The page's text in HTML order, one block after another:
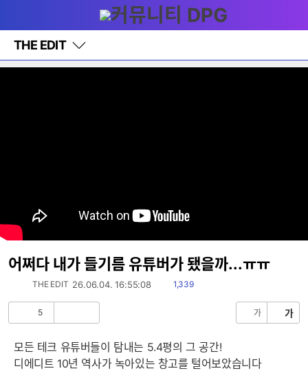
와
홈
THE EDIT
바
로
어쩌다 내가 들기름 유튜버가 됐을까...ㅠㅠ
THE EDIT 26.06.04. 16:55:08
읽
1,339
5
감
가 가
모든 테크 유튜버들이 탐내는 5.4평의 그 공간!
디에디트 10년 역사가 녹아있는 창고를 털어보았습니다